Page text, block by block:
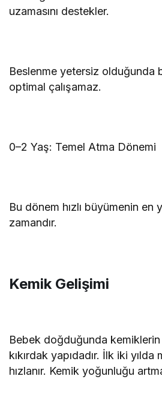
uzamasını destekler.
Beslenme yetersiz olduğunda
optimal çalışamaz.
0–2 Yaş: Temel Atma Dönemi
Bu dönem hızlı büyümenin en
zamandır.
Kemik Gelişimi
Bebek doğduğunda kemiklerin
kıkırdak yapıdadır. İlk iki
hızlanır. Kemik yoğunluğu